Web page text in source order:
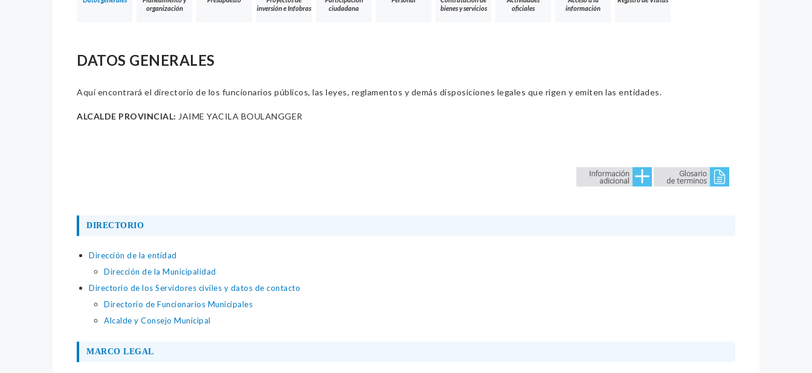
organización
inversión e Infobras
ciudadana
bienes y servicios
oficiales
información
DATOS GENERALES
Aquí encontrará el directorio de los funcionarios públicos, las leyes, reglamentos y demás disposiciones legales que rigen y emiten las entidades.
ALCALDE PROVINCIAL: JAIME YACILA BOULANGGER
DIRECTORIO
Dirección de la entidad
Dirección de la Municipalidad
Directorio de los Servidores civiles y datos de contacto
Directorio de Funcionarios Municipales
Alcalde y Consejo Municipal
MARCO LEGAL